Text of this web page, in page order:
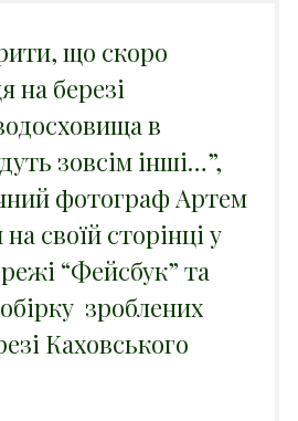
що скоро
на березі
в
зовсім інші…”,
фотограф Артем
своїй сторінці у
“Фейсбук” та
зроблених
Каховського